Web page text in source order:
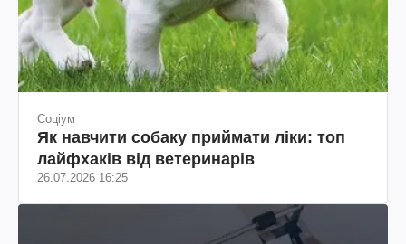
Соціум
Як навчити собаку приймати ліки: топ
лайфхаків від ветеринарів
26.07.2026 16:25